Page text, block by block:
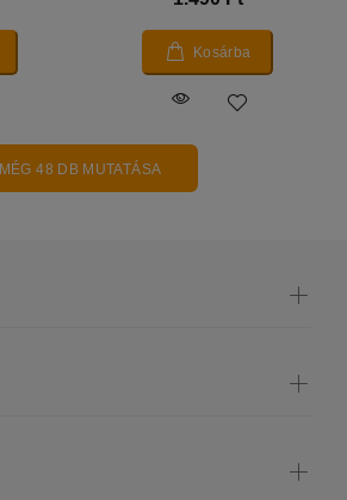
Kosárba
MÉG 48 DB MUTATÁSA